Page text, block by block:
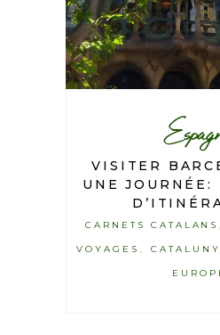
VISITER
UNE JOURNÉE:
CARNETS CATALANS
VOYAGES